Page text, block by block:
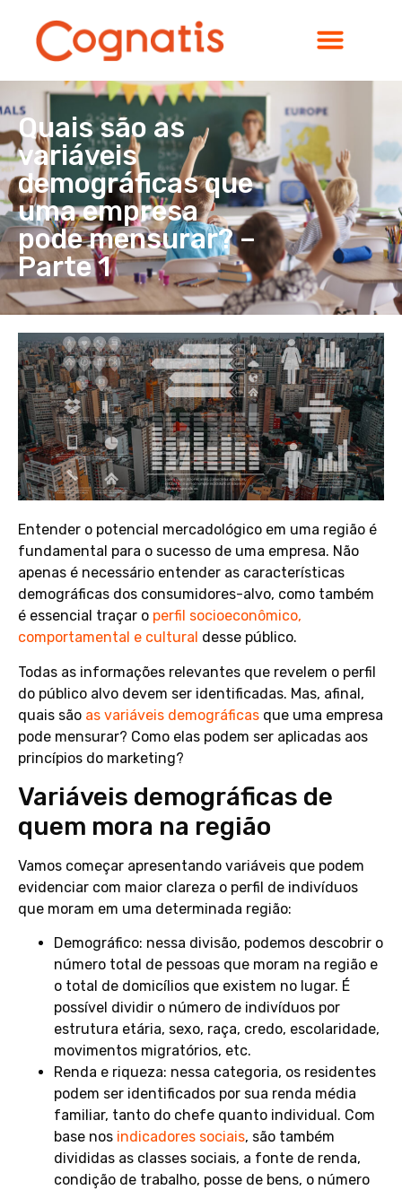
Quais são as
variáveis
demográficas que
uma empresa
pode mensurar? –
Parte 1
Entender o potencial mercadológico em uma região é
fundamental para o sucesso de uma empresa. Não
apenas é necessário entender as características
demográficas dos consumidores-alvo, como também
é essencial traçar o perfil socioeconômico,
comportamental e cultural desse público.
Todas as informações relevantes que revelem o perfil
do público alvo devem ser identificadas. Mas, afinal,
quais são as variáveis demográficas que uma empresa
pode mensurar? Como elas podem ser aplicadas aos
princípios do marketing?
Variáveis demográficas de
quem mora na região
Vamos começar apresentando variáveis que podem
evidenciar com maior clareza o perfil de indivíduos
que moram em uma determinada região:
Demográfico: nessa divisão, podemos descobrir o
número total de pessoas que moram na região e
o total de domicílios que existem no lugar. É
possível dividir o número de indivíduos por
estrutura etária, sexo, raça, credo, escolaridade,
movimentos migratórios, etc.
Renda e riqueza: nessa categoria, os residentes
podem ser identificados por sua renda média
familiar, tanto do chefe quanto individual. Com
base nos indicadores sociais, são também
divididas as classes sociais, a fonte de renda,
condição de trabalho, posse de bens, o número